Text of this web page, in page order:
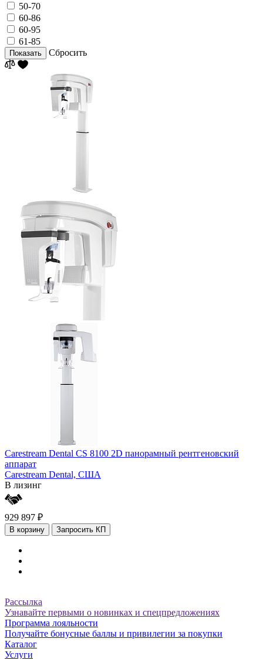
50-70
60-86
60-95
61-85
Показать Сбросить
Carestream Dental CS 8100 2D панорамный рентгеновский
аппарат
Carestream Dental, США
В лизинг
929 897 ₽
В корзину Запросить КП
Рассылка
Узнавайте первыми о новинках и спецпредложениях
Программа лояльности
Получайте бонусные баллы и привилегии за покупки
Каталог
Услуги